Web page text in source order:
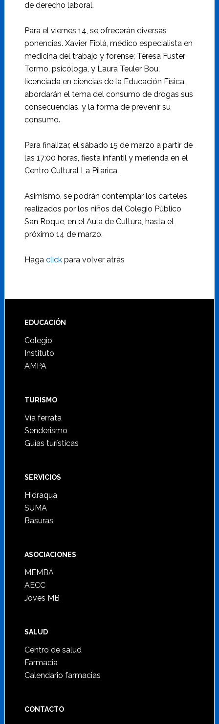
de derecho laboral.
Para el viernes 14, se ofrecerán diversas
ponencias. Xavier Fiblá, médico especialista en
medicina del trabajo y forense; Teresa Fuster
Tormo, psicóloga, y Laura Teuler Bou,
licenciada en ciencias de la Educación Física,
abordarán el tema del consumo de drogas sus
consecuencias, y la forma de prevenir su
consumo.
Para finalizar, el sábado 15 de marzo a partir de
las 17:00 horas, fiesta infantil y merienda en el
Centro Cultural La Pilarica.
Asimismo, se podrán contemplar los carteles
realizados por los niños del Colegio Público
San Roque, en el Aula de Cultura, hasta el
próximo 14 de marzo.
Haga clickpara volver atrás
Footer
EDUCACIÓN
Colegio
Instituto
AMPA
TURISMO
Vía ferrata
Senderismo
Guías turísticas
SERVICIOS
Hidraqua
SUMA
Basuras
ASOCIACIONES
MEMBA
AECC
Joves MB
SALUD
Centro de salud
Farmacia
Calendario farmacias
CONTACTO